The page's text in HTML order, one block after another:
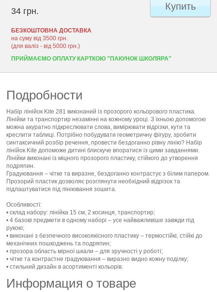
34 грн. Купить
БЕЗКОШТОВНА ДОСТАВКА
на суму від 3500 грн.
(для валіз - від 5000 грн.)
ПРИЙМАЄМО ОПЛАТУ КАРТКОЮ "ПАКУНОК ШКОЛЯРА"
Подробности
Набір лінійок Kite 281 виконаний із прозорого кольорового пластика.
Лінійки та транспортир незамінні на кожному уроці. З їхньою допомогою
можна акуратно підкреслювати слова, вимірювати відрізки, кути та
креслити таблиці. Потрібно побудувати геометричну фігуру, зробити
синтаксичний розбір речення, провести бездоганно рівну лінію? Набір
лінійок Kite допоможе дитині блискуче впоратися із цими завданнями.
Лінійки виконані із міцного прозорого пластику, стійкого до утворення
подряпин.
Градуювання – чітке та виразне, бездоганно контрастує з білим папером.
Прозорий пластик дозволяє розглянути необхідний відрізок та
підлаштуватися під лініювання зошита.
Особливості:
• склад набору: лінійка 15 см, 2 косинця, транспортир;
• 4 базові предмети в одному наборі – усе найважливіше завжди під
рукою;
• виконані з безпечного високоякісного пластику – термостійкі, стійкі до
механічних пошкоджень та подряпин;
• прозора область мірної шкали – для зручності у роботі;
• чітке та контрастне градуювання – виразно видно кожну поділку;
• стильний дизайн в асортименті кольорів.
Информация о товаре